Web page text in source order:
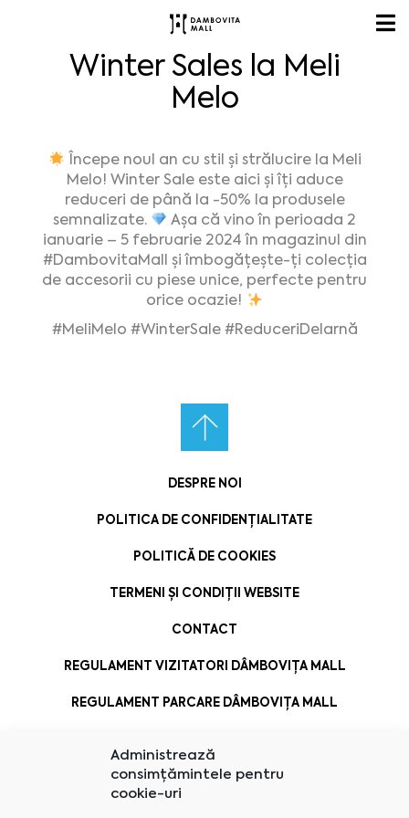
Administrează
consimțămintele pentru
cookie-uri
Winter Sales la Meli
Melo
Începe noul an cu stil și strălucire la Meli
Melo! Winter Sale este aici și îți aduce
reduceri de până la -50% la produsele
semnalizate.
Așa că vino în perioada 2
ianuarie – 5 februarie 2024 în magazinul din
#DambovitaMall și îmbogățește-ți colecția
de accesorii cu piese unice, perfecte pentru
orice ocazie!
#MeliMelo #WinterSale #ReduceriDeIarnă
DESPRE NOI
POLITICA DE CONFIDENȚIALITATE
POLITICĂ DE COOKIES
TERMENI ȘI CONDIȚII WEBSITE
CONTACT
REGULAMENT VIZITATORI DÂMBOVIȚA MALL
REGULAMENT PARCARE DÂMBOVIȚA MALL